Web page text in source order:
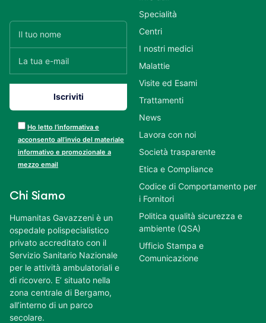
Ho letto l’informativa e
acconsento all’invio del materiale
informativo e promozionale a
mezzo email
Chi Siamo
Humanitas Gavazzeni è un
ospedale polispecialistico
privato accreditato con il
Servizio Sanitario Nazionale
per le attività ambulatoriali e
di ricovero. E’ situato nella
zona centrale di Bergamo,
all’interno di un parco
secolare.
Specialità
Centri
I nostri medici
Malattie
Visite ed Esami
Trattamenti
News
Lavora con noi
Società trasparente
Etica e Compliance
Codice di Comportamento per
i Fornitori
Politica qualità sicurezza e
ambiente (QSA)
Ufficio Stampa e
Comunicazione